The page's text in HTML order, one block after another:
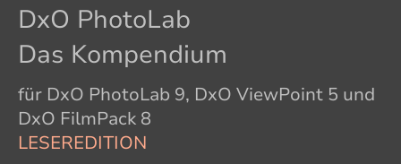
DxO PhotoLab
Das Kompendium
für DxO PhotoLab 9, DxO ViewPoint 5 und
DxO FilmPack 8
LESEREDITION